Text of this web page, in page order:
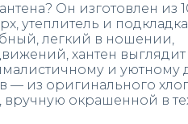
Он изготовлен из
утеплитель и
легкий в ношении,
хантен выглядит
и уютному
— из оригинального
вручную окрашенной в